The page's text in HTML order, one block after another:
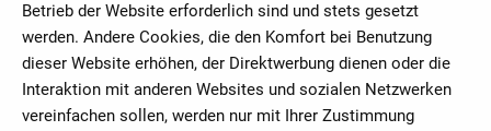
Betrieb der Website erforderlich sind und stets gesetzt
werden. Andere Cookies, die den Komfort bei Benutzung
dieser Website erhöhen, der Direktwerbung dienen oder die
Interaktion mit anderen Websites und sozialen Netzwerken
vereinfachen sollen, werden nur mit Ihrer Zustimmung